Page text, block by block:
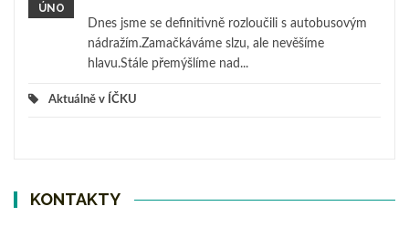
ÚNO
Dnes jsme se definitivně rozloučili s autobusovým
nádražím.Zamačkáváme slzu, ale nevěšíme
hlavu.Stále přemýšlíme nad...
Aktuálně v ÍČKU
KONTAKTY